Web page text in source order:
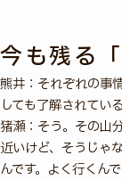
今も残る「
熊井：それぞれの事
しても了解されてい
猪瀬：そう。その山
近いけど、そうじゃ
んです。よく行くん